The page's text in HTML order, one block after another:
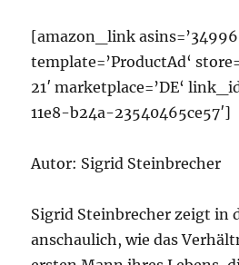
[amazon_link
template=’ProductAd‘
21′ marketplace=’DE‘
11e8-b24a-23540465ce57′]
Autor: Sigrid Steinbrecher
Sigrid Steinbrecher zeigt in
anschaulich, wie das